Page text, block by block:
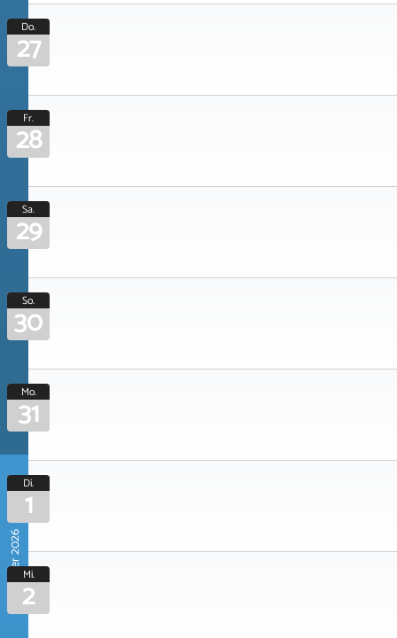
Do.
27
Fr.
28
Sa.
29
So.
30
Mo.
31
September 2026
Di.
1
Mi.
2